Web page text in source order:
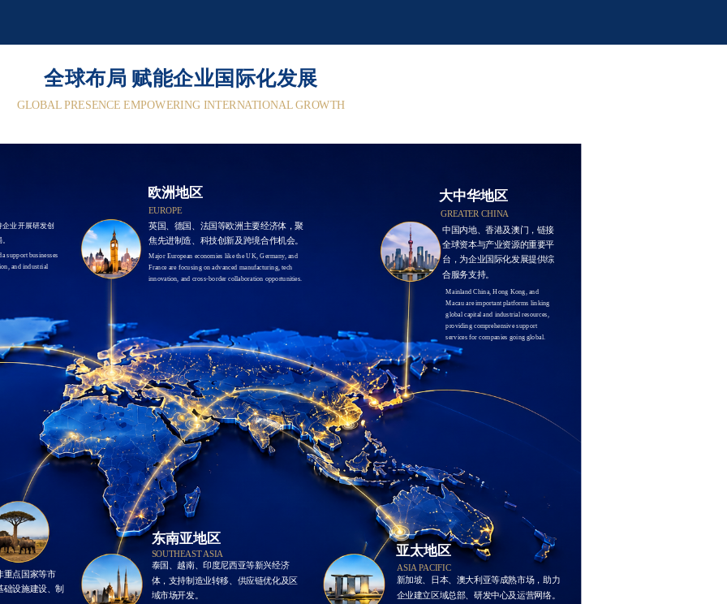
全球布局 赋能企业国际化发展
GLOBAL PRESENCE EMPOWERING INTERNATIONAL GROWTH
大中华地区
GREATER CHINA
SOUTHEAST ASIA
泰国、越南、印度尼西亚等新兴经济
体，支持制造业转移、供应链优化及区
域市场开发。
欧洲地区
EUROPE
英国、德国、法国等欧洲主要经济体，聚
焦先进制造、科技创新及跨境合作机会。
Major European economies like the UK, Germany, and
France are focusing on advanced manufacturing, tech
innovation, and cross-border collaboration opportunities.
企业开展研发创
support businesses
and industrial
亚太地区
ASIA PACIFIC
新加坡、日本、澳大利亚等成熟市场，助力
企业建立区域总部、研发中心及运营网络。
中国内地、香港及澳门，链接
全球资本与产业资源的重要平
台，为企业国际化发展提供综
合服务支持。
Mainland China, Hong Kong, and
Macau are important platforms linking
global capital and industrial resources,
providing comprehensive support
services for companies going global.
东南亚地区
重点国家等市
设施建设、制